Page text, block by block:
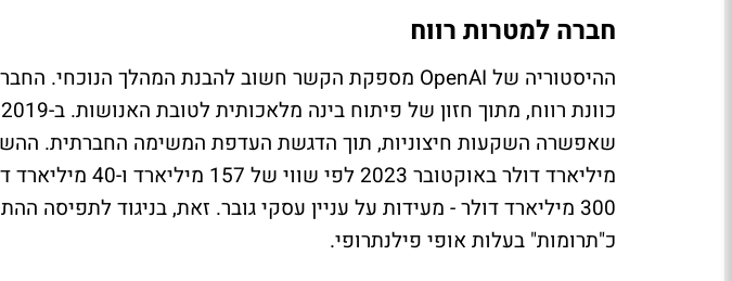
חברה למטרות רווח
300 מיליארד דולר - מעידות על עניין עסקי גובר. זאת, בניגוד
כ"תרומות" בעלות אופי פילנתרופי.